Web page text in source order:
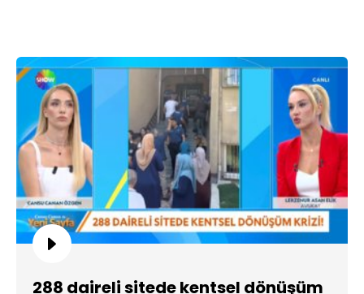
288 daireli sitede kentsel dönüşüm